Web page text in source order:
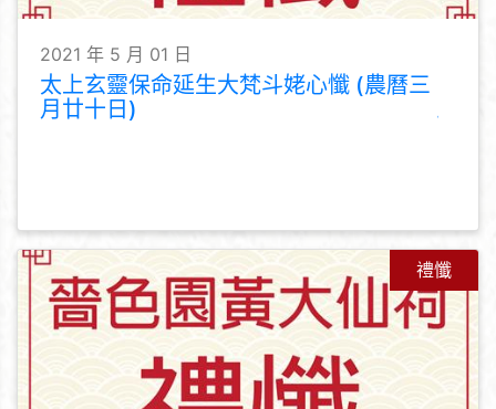
2021 年 5 月 01 日
太上玄靈保命延生大梵斗姥心懺 (農曆三
月廿十日)
禮懺